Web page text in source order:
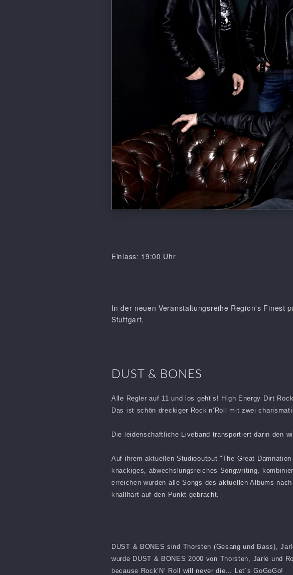
Einlass: 19:00 Uhr
In der neuen Veranstaltungsreihe Region's Finest
Stuttgart.
DUST & BONES
Alle Regler auf 11 und los geht’s! High Energy Dirt
Das ist schön dreckiger Rock’n‘Roll mit zwei
Die leidenschaftliche Liveband transportiert darin den
Auf ihrem aktuellen Studiooutput "The Great
knackiges, abwechslungsreiches Songwriting,
erreichen wurden alle Songs des aktuellen Albums
knallhart auf den Punkt gebracht.
DUST & BONES sind Thorsten (Gesang und Bass),
wurde DUST & BONES 2000 von Thorsten, Jarle und
because Rock’N‘ Roll will never die… Let´s GoGoGo!